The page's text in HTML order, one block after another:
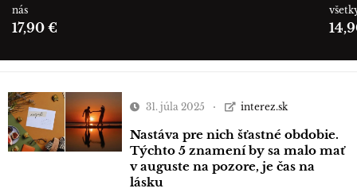
nás
17,90 €
31. júla 2025 interez.sk
Nastáva pre nich šťastné obdobie.
Týchto 5 znamení by sa malo mať
v auguste na pozore, je čas na
lásku